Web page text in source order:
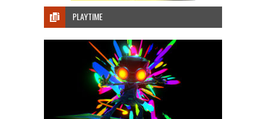
PLAYTIME